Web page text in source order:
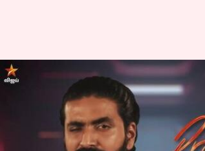
பிக் பாஸ் தமிழ்
வைல்ட் கார்டு
போட்டியாளர்கள்
எப்போது?